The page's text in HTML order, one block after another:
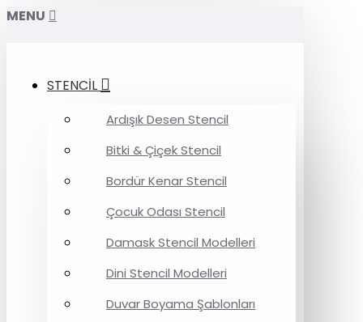
MENU
STENCİL
Ardışık Desen Stencil
Bitki & Çiçek Stencil
Bordür Kenar Stencil
Çocuk Odası Stencil
Damask Stencil Modelleri
Dini Stencil Modelleri
Duvar Boyama Şablonları